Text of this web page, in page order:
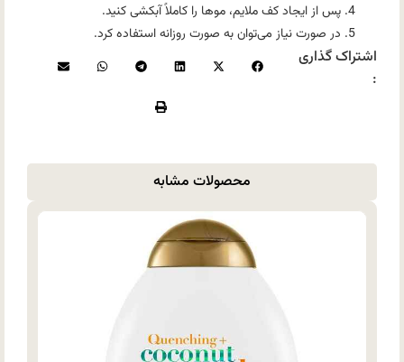
پس از ایجاد کف ملایم، موها را کاملاً آبکشی کنید.
در صورت نیاز می‌توان به صورت روزانه استفاده کرد.
اشتراک گذاری
:
محصولات مشابه